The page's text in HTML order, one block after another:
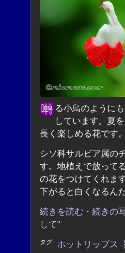
囀る小鳥のようにも見えるホットリップスが咲き出
しています。夏
長く楽しめる花です。
シソ科サルビア属の
す。地植えで放って
の花をつけてくれま
下がると白くなるん
続きを読む・続きの
して"
タグ: ホットリップス